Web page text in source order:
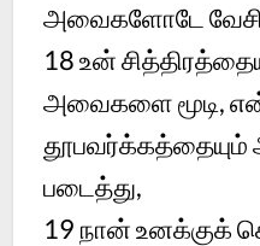
அவைகளோடே
18 உன்
அவைகளை மூடி,
படைத்து,
19 நான் உனக்குக்